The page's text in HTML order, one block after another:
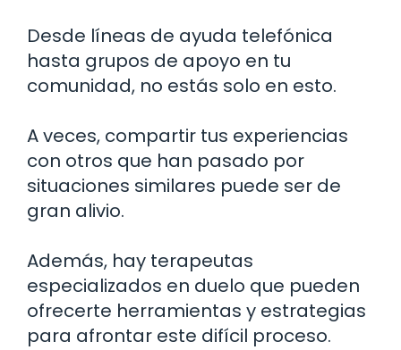
Desde líneas de ayuda telefónica
hasta grupos de apoyo en tu
comunidad, no estás solo en esto.
A veces, compartir tus experiencias
con otros que han pasado por
situaciones similares puede ser de
gran alivio.
Además, hay terapeutas
especializados en duelo que pueden
ofrecerte herramientas y estrategias
para afrontar este difícil proceso.